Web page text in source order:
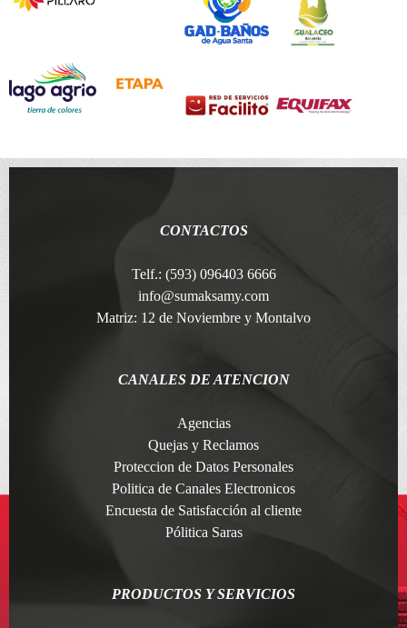
CONTACTOS
Telf.: (593) 096403 6666
info@sumaksamy.com
Matriz: 12 de Noviembre y Montalvo
CANALES DE ATENCION
Agencias
Quejas y Reclamos
Proteccion de Datos Personales
Politica de Canales Electronicos
Encuesta de Satisfacción al cliente
Pólitica Saras
PRODUCTOS Y SERVICIOS